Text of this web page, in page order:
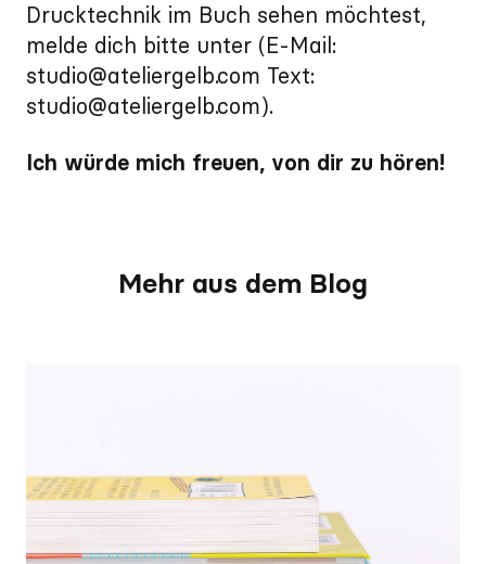
Drucktechnik im Buch sehen möchtest,
melde dich bitte unter (E-Mail:
studio@ateliergelb.com Text:
studio@ateliergelb.com).
Ich würde mich freuen, von dir zu hören!
Mehr aus dem Blog